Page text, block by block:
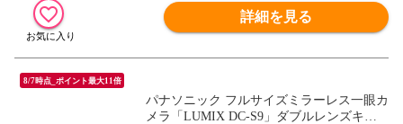
詳細を見る
8/7時点_ポイント最大11倍
パナソニック フルサイズミラーレス一眼カ
メラ「LUMIX DC-S9」ダブルレンズキッ